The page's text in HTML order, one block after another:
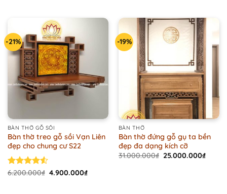
-21%
BÀN THỜ GỖ SỒI
Bàn thờ treo gỗ sồi Vạn Liên
đẹp cho chung cư S22
Rated
6.200.000₫ Original
4.900.000₫Current
-19%
BÀN THỜ
Bàn thờ đứng gỗ gụ ta bền
đẹp đa dạng kích cỡ
31.000.000₫ Original
25.000.000₫